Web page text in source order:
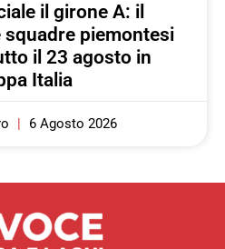
il girone A: il
squadre piemontesi
il 23 agosto in
Italia
6 Agosto 2026